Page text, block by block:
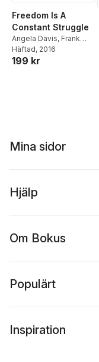
Freedom Is A
Constant Struggle
Angela Davis, Frank
Barat
Häftad, 2016
199 kr
Mina sidor
Hjälp
Om Bokus
Populärt
Inspiration